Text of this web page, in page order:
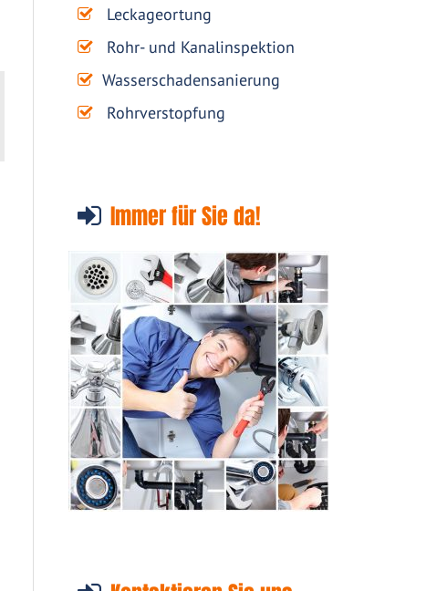
Leckageortung
Rohr- und Kanalinspektion
Wasserschadensanierung
Rohrverstopfung
Immer für Sie da!